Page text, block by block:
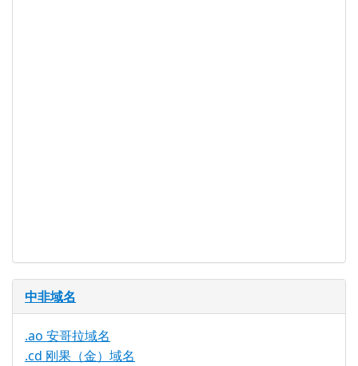
中非域名
.ao 安哥拉域名
.cd 刚果（金）域名